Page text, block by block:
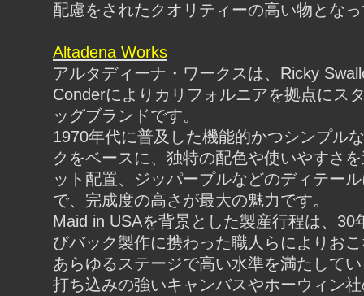
配慮をされたクオリティーの高い物とな
Altadena Works
アルタディーナ・ワークスは、Ricky
Conderによりカリフォルニアを拠点にス
ッグブランドです。
1970年代に普及した機能的かつシンプル
クをベースに、独特の配色や使いやすさ
ット配置、ジッパープルなどのディテー
で、完成度の高さが最大の魅力です。
Maid in USAを背景とした製産行程は、30
びバック製作に携わった職人らによりお
あらゆるステージで高い水準を満たして
打ち込みの強いキャンバスやホーウィン